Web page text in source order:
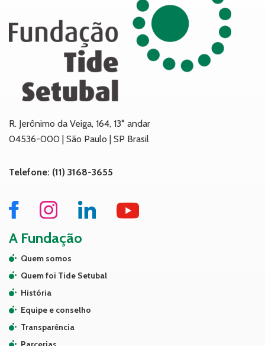
R. Jerônimo da Veiga, 164, 13° andar
04536-000 | São Paulo | SP Brasil
Telefone: (11) 3168-3655
A Fundação
Quem somos
Quem foi Tide Setubal
História
Equipe e conselho
Transparência